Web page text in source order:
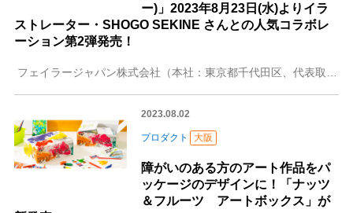
ー)」2023年8月23日(水)よりイラ
ストレーター・SHOGO SEKINE さんとの人気コラボレ
ーション第2弾発売！
フェイラージャパン株式会社（本社：東京都千代田区、代表取締役社長：八木直久）は、毎日をキラキラ楽しむひとりひとりの大切なシーンに“Happy”を届けるフェイラ
2023.08.02
プロダクト 大阪
障がいのある方のアート作品をパ
ッケージのデザインに！「ナッツ
＆フルーツ アートボックス」が